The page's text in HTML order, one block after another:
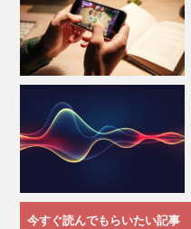
今すぐ読んでもらいたい記事